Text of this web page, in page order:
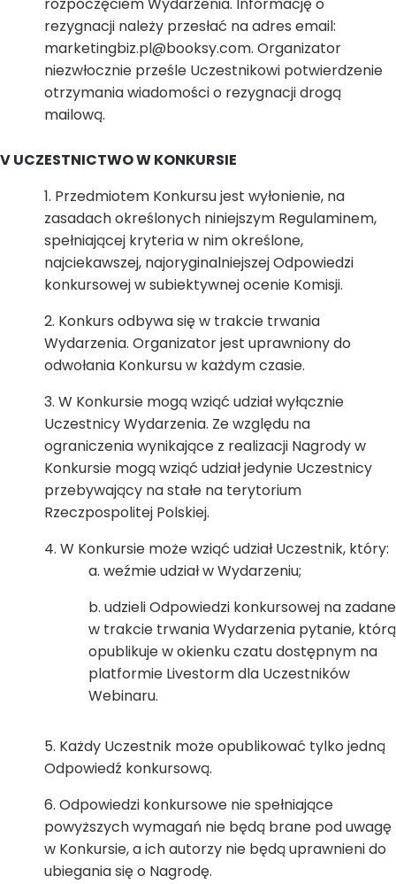
rezygnacji należy przesłać na adres email:
marketingbiz.pl@booksy.com. Organizator
niezwłocznie prześle Uczestnikowi potwierdzenie
otrzymania wiadomości o rezygnacji drogą
mailową.
V UCZESTNICTWO W KONKURSIE
Przedmiotem Konkursu jest wyłonienie, na
zasadach określonych niniejszym Regulaminem,
spełniającej kryteria w nim określone,
najciekawszej, najoryginalniejszej Odpowiedzi
konkursowej w subiektywnej ocenie Komisji.
Konkurs odbywa się w trakcie trwania
Wydarzenia. Organizator jest uprawniony do
odwołania Konkursu w każdym czasie.
W Konkursie mogą wziąć udział wyłącznie
Uczestnicy Wydarzenia. Ze względu na
ograniczenia wynikające z realizacji Nagrody w
Konkursie mogą wziąć udział jedynie Uczestnicy
przebywający na stałe na terytorium
Rzeczpospolitej Polskiej.
W Konkursie może wziąć udział Uczestnik, który:
weźmie udział w Wydarzeniu;
udzieli Odpowiedzi konkursowej na zadane
w trakcie trwania Wydarzenia pytanie, którą
opublikuje w okienku czatu dostępnym na
platformie Livestorm dla Uczestników
Webinaru.
Każdy Uczestnik może opublikować tylko jedną
Odpowiedź konkursową.
Odpowiedzi konkursowe nie spełniające
powyższych wymagań nie będą brane pod uwagę
w Konkursie, a ich autorzy nie będą uprawnieni do
ubiegania się o Nagrodę.